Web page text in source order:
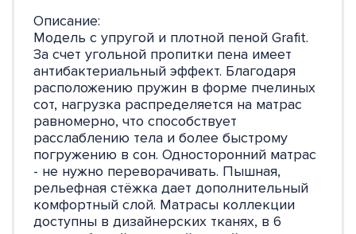
Описание:
Модель с упругой и плотной пеной Grafit.
За счет угольной пропитки пена имеет
антибактериальный эффект. Благодаря
расположению пружин в форме пчелиных
сот, нагрузка распределяется на матрас
равномерно, что способствует
расслаблению тела и более быстрому
погружению в сон. Односторонний матрас
- не нужно переворачивать. Пышная,
рельефная стёжка дает дополнительный
комфортный слой. Матрасы коллекции
доступны в дизайнерских тканях, в 6